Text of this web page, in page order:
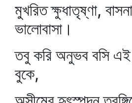
মুখরিত ক্ষুধাতৃষ্ণা,
ভালোবাসা।
তবু করি অনুভব বসি
বুকে,